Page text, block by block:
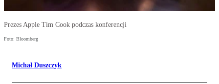
Prezes Apple Tim Cook podczas konferencji
Foto: Bloomberg
Michał Duszczyk